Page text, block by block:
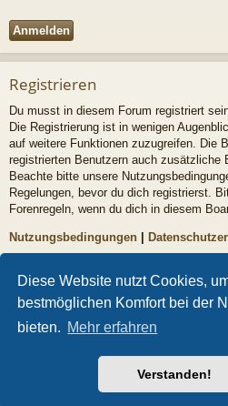
Diese Website nutzt Cookies,
bestmöglichen Komfort bei der
bieten. Mehr erfahren
Verstanden!
Registrieren
Du musst in diesem Forum registriert
Die Registrierung ist in wenigen
auf weitere Funktionen zuzugreifen. Die
registrierten Benutzern auch zusätzliche
Beachte bitte unsere
Regelungen, bevor du dich registrierst.
Forenregeln, wenn du dich in diesem
Nutzungsbedingungen |
Registrieren
Sarkoid Infoseite Sarkoid Forum
Powered byphpBB® Forum
Style vonArty- phpBB